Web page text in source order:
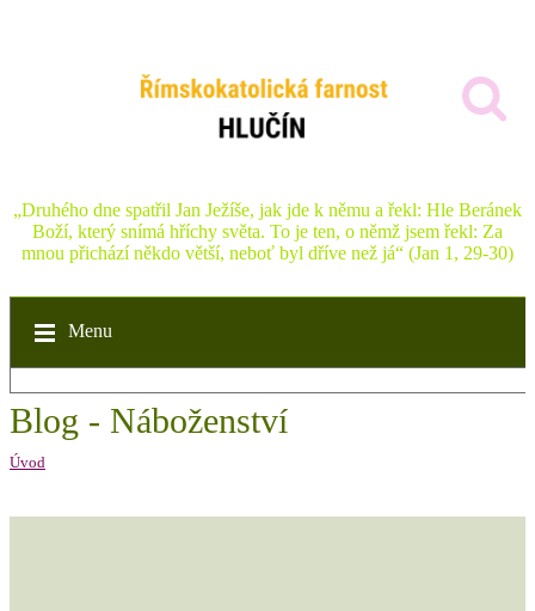
„Druhého dne spatřil Jan Ježíše, jak jde k němu a řekl: Hle Beránek
Boží, který snímá hříchy světa. To je ten, o němž jsem řekl: Za
mnou přichází někdo větší, neboť byl dříve než já“ (Jan 1, 29-30)
Menu
Blog - Náboženství
Úvod